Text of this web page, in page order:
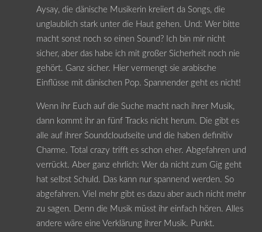
Aysay, die dänische Musikerin kreiiert da Songs, die
unglaublich stark unter die Haut gehen. Und: Wer bitte
macht sonst noch so einen Sound? Ich bin mir nicht
sicher, aber das habe ich mit großer Sicherheit noch nie
gehört. Ganz sicher. Hier vermengt sie arabische
Einflüsse mit dänischen Pop. Spannender geht es nicht!
Wenn ihr Euch auf die Suche macht nach ihrer Musik,
dann kommt ihr an fünf Tracks nicht herum. Die gibt es
alle auf ihrer Soundcloudseite und die haben definitiv
Charme. Total crazy trifft es schon eher. Abgefahren und
verrückt. Aber ganz ehrlich: Wer da nicht zum Gig geht
hat selbst Schuld. Das kann nur spannend werden. So
abgefahren. Viel mehr gibt es dazu aber auch nicht mehr
zu sagen. Denn die Musik müsst ihr einfach hören. Alles
andere wäre eine Verklärung ihrer Musik. Punkt.